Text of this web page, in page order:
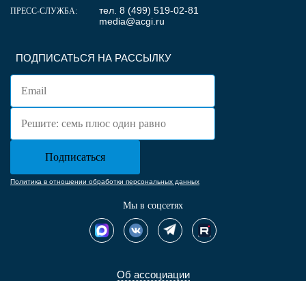
Об ассоциации
ПОДПИСАТЬСЯ НА РАССЫЛКУ
Политика в отношении обработки персональных данных
Мы в соцсетях
ПРЕСС-СЛУЖБА:
тел. 8 (499) 519-02-81
media@acgi.ru